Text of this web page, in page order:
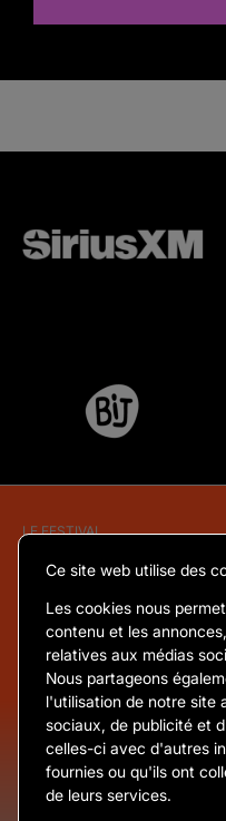
Ce site web utilise des
Les cookies nous
contenu et les
relatives aux médias
Nous partageons
l'utilisation de notre site
sociaux, de publicité et
celles-ci avec d'autres
fournies ou qu'ils ont
de leurs services.
LE FESTIVAL
Équipe et coordonnées
Partenaires et commanditaires
Devenir bénévole
Le Réseau CCF
Politique de confidentialité
RESTER AU COURANT